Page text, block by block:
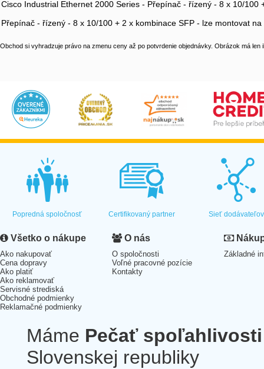
Cisco Industrial Ethernet 2000 Series - Přepínač - řízený - 8 x 10/100
Přepínač - řízený - 8 x 10/100 + 2 x kombinace SFP - lze montovat na
Obchod si vyhradzuje právo na zmenu ceny až po potvrdenie objednávky. Obrázok má len
Popredná spoločnosť Certifikovaný partner Sieť dodávateľov
Všetko o nákupe
Ako nakupovať
Cena dopravy
Ako platiť
Ako reklamovať
Servisné strediská
Obchodné podmienky
Reklamačné podmienky
O nás
O spoločnosti
Voľné pracovné pozície
Kontakty
Základné
Máme Pečať spoľahlivosti
Slovenskej republiky